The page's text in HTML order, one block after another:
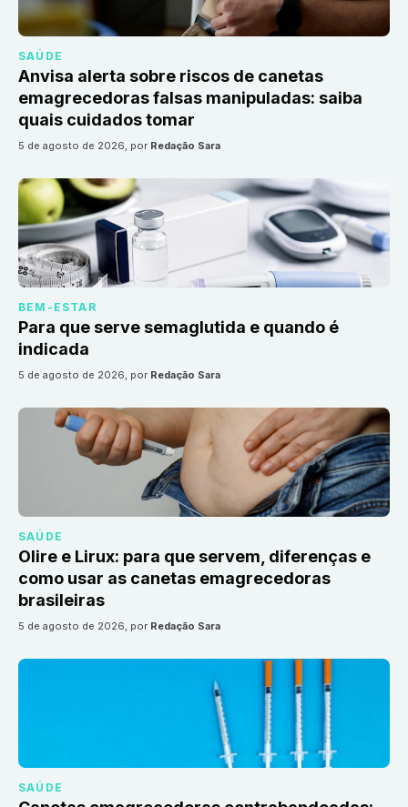
SAÚDE
Anvisa alerta sobre riscos de canetas
emagrecedoras falsas manipuladas: saiba
quais cuidados tomar
5 de agosto de 2026, por Redação Sara
BEM-ESTAR
Para que serve semaglutida e quando é
indicada
5 de agosto de 2026, por Redação Sara
SAÚDE
Olire e Lirux: para que servem, diferenças e
como usar as canetas emagrecedoras
brasileiras
5 de agosto de 2026, por Redação Sara
SAÚDE